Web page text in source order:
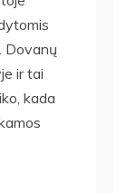
Dovanų
ir tai
kada